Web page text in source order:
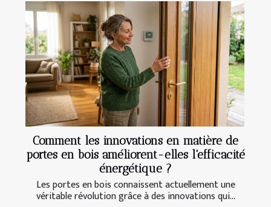
Comment les innovations en matière de
portes en bois améliorent-elles l'efficacité
énergétique ?
Les portes en bois connaissent actuellement une
véritable révolution grâce à des innovations qui...